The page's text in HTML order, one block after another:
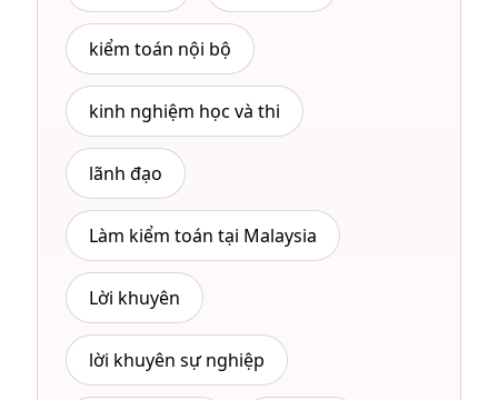
kiểm toán nội bộ
kinh nghiệm học và thi
lãnh đạo
Làm kiểm toán tại Malaysia
Lời khuyên
lời khuyên sự nghiệp